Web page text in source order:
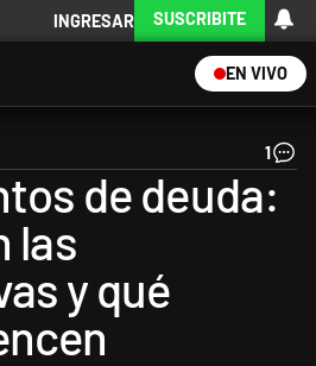
INGRESAR SUSCRIBITE
EN VIVO
1
de deuda:
las
y qué